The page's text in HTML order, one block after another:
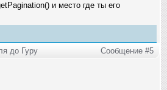
и место где ты его
до Гуру
Сообщение #5